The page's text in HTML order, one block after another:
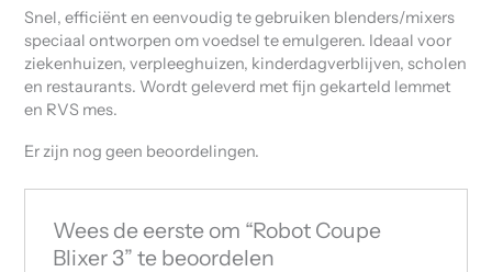
Snel, efficiënt en eenvoudig te gebruiken blenders/mixers
speciaal ontworpen om voedsel te emulgeren. Ideaal voor
ziekenhuizen, verpleeghuizen, kinderdagverblijven, scholen
en restaurants. Wordt geleverd met fijn gekarteld lemmet
en RVS mes.
Er zijn nog geen beoordelingen.
Wees de eerste om “Robot Coupe
Blixer 3” te beoordelen